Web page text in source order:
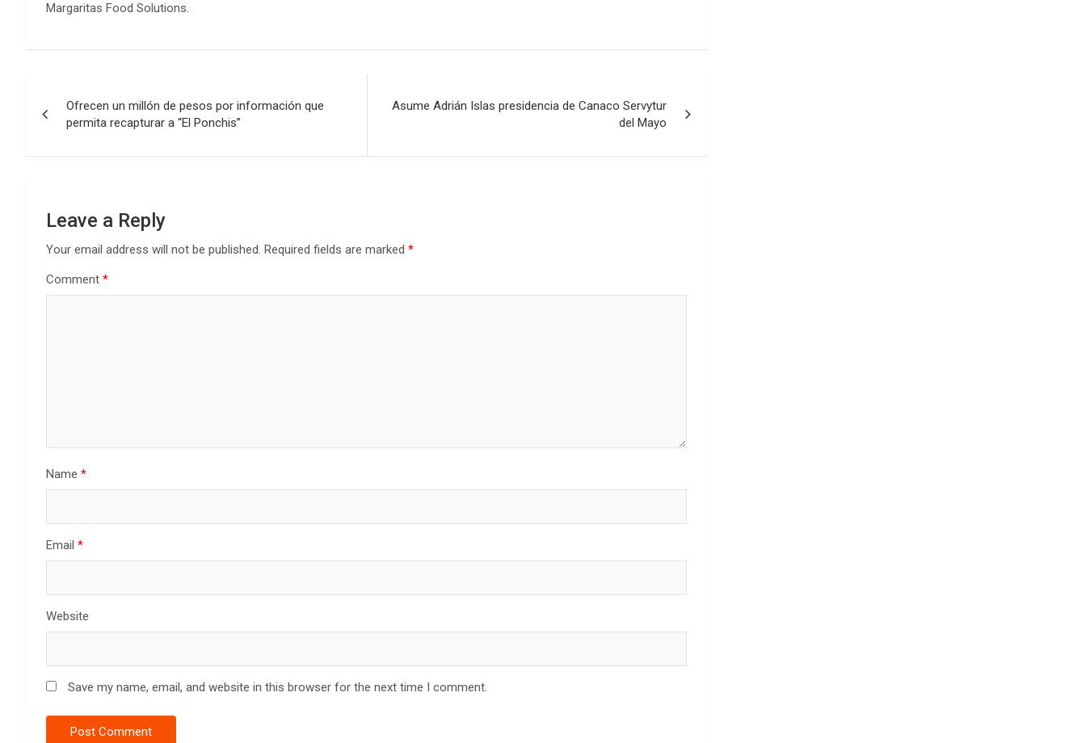
Margaritas Food Solutions.
navigation
Ofrecen un millón de pesos por información que
permita recapturar a “El Ponchis”
Asume Adrián Islas presidencia de Canaco Servytur
del Mayo
Leave a Reply
Your email address will not be published. Required fields are marked *
Comment *
Name *
Email *
Website
Save my name, email, and website in this browser for the next time I comment.